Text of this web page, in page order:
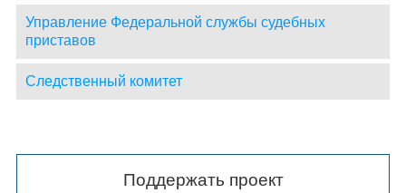
Управление Федеральной службы судебных
приставов
Следственный комитет
Поддержать проект